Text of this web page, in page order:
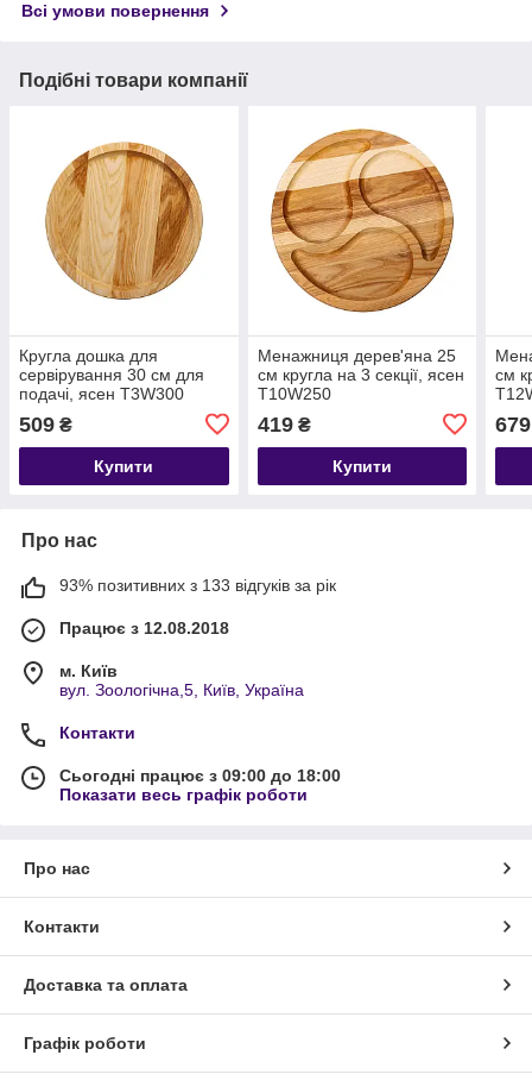
Всі умови повернення
Подібні товари компанії
Кругла дошка для
сервірування 30 см для
подачі, ясен T3W300
509 ₴
Купити
Менажниця дерев'яна 25
см кругла на 3 секції, ясен
T10W250
419₴
Купити
см
679
Про нас
93% позитивних з 133 відгуків за рік
Працює з 12.08.2018
м. Київ
вул. Зоологічна,5, Київ, Україна
Контакти
Сьогодні працює з 09:00 до 18:00
Показати весь графік роботи
Про нас
Контакти
Доставка та оплата
Графік роботи